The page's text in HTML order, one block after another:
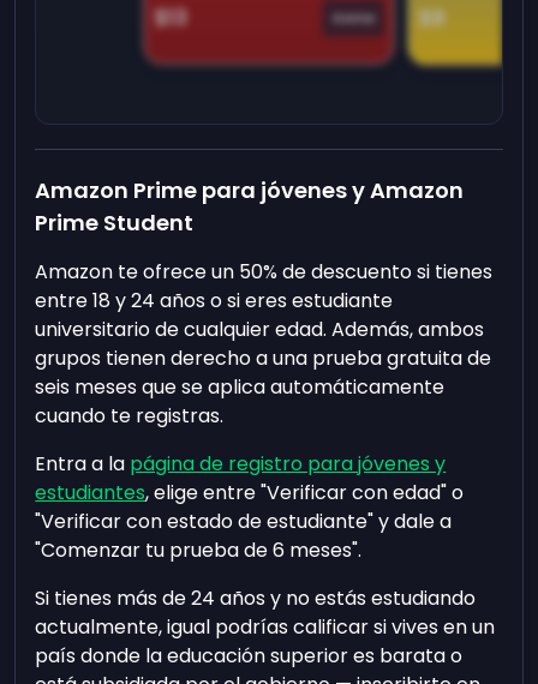
$13 Game $9
Amazon Prime para jóvenes y Amazon
Prime Student
Amazon te ofrece un 50% de descuento si tienes
entre 18 y 24 años o si eres estudiante
universitario de cualquier edad. Además, ambos
grupos tienen derecho a una prueba gratuita de
seis meses que se aplica automáticamente
cuando te registras.
Entra a la página de registro para jóvenes y
estudiantes, elige entre "Verificar con edad" o
"Verificar con estado de estudiante" y dale a
"Comenzar tu prueba de 6 meses".
Si tienes más de 24 años y no estás estudiando
actualmente, igual podrías calificar si vives en un
país donde la educación superior es barata o